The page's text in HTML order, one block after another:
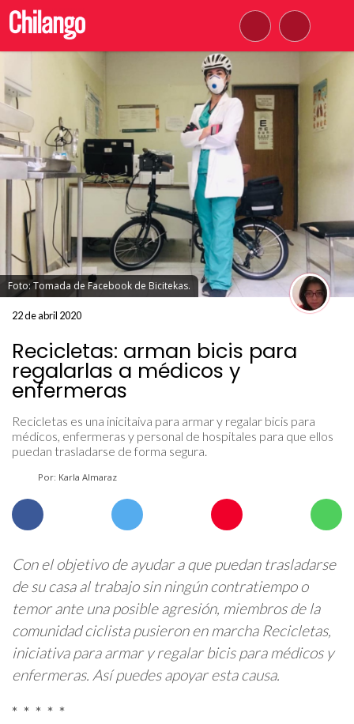
Foto: Tomada de Facebook de Bicitekas.
22 de abril 2020
Recicletas: arman bicis para
regalarlas a médicos y
enfermeras
Recicletas es una inicitaiva para armar y regalar bicis para
médicos, enfermeras y personal de hospitales para que ellos
puedan trasladarse de forma segura.
Por: Karla Almaraz
Con el objetivo de ayudar a que puedan trasladarse
de su casa al trabajo sin ningún contratiempo o
temor ante una posible agresión, miembros de la
comunidad ciclista pusieron en marcha Recicletas,
iniciativa para armar y regalar bicis para médicos y
enfermeras. Así puedes apoyar esta causa.
* * * * *